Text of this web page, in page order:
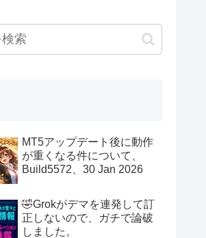
MT5アップデート後に動作
が重くなる件について、
Build5572、30 Jan 2026
🤣Grokがデマを連発して訂
正しないので、ガチで論破
しました。